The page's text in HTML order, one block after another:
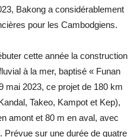
Bakong a considérablement
pour les Cambodgiens.
cette année la construction
à la mer, baptisé « Funan
mai 2023, ce projet de 180 km
Takeo, Kampot et Kep),
amont et 80 m en aval, avec
Prévue sur une durée de quatre